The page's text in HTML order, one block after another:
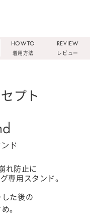
HOWTO
着用方法
REVIEW
レビュー
プト
れ防止に
専用スタンド。
た後の
。